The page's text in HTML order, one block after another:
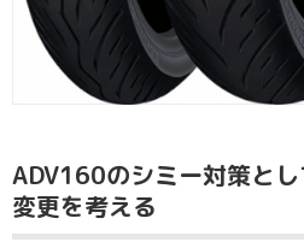
ADV160のシミー対策と
変更を考える